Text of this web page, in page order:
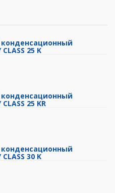
25 K
25 KR
30 K